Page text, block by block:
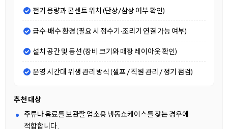
전기 용량과 콘센트 위치 (단상/삼상 여부 확인)
급수·배수 환경 (필요 시 정수기·조리기 연결 가능 여부)
설치 공간 및 동선 (장비 크기와 매장 레이아웃 확인)
운영 시간대 위생 관리 방식 (셀프 / 직원 관리 / 정기 점검)
추천 대상
주류나 음료를 보관할 업소용 냉동쇼케이스를 찾는 경우에
적합합니다.